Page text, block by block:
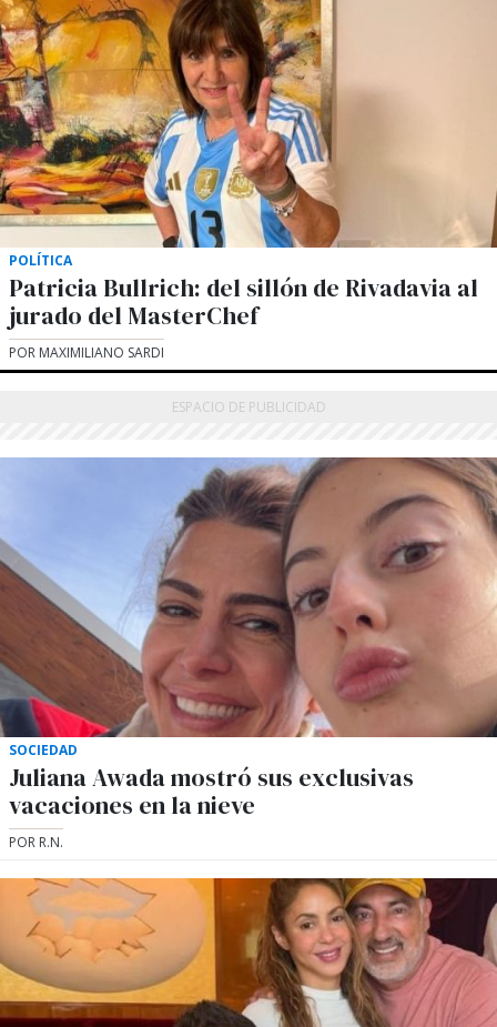
POLÍTICA
Patricia Bullrich: del sillón de Rivadavia al
jurado del MasterChef
POR MAXIMILIANO SARDI
SOCIEDAD
Juliana Awada mostró sus exclusivas
vacaciones en la nieve
POR R.N.